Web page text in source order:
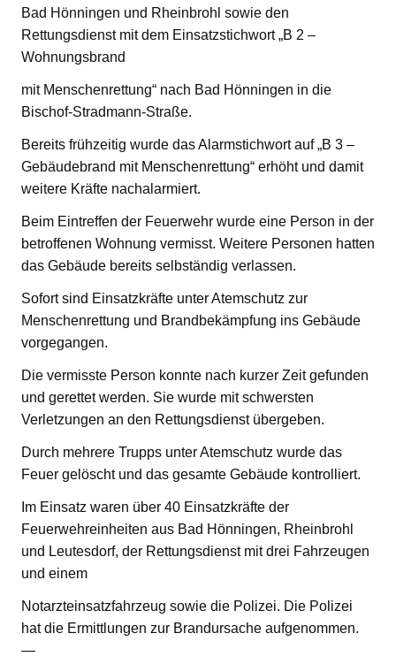
Bad Hönningen und Rheinbrohl sowie den
Rettungsdienst mit dem Einsatzstichwort „B 2 –
Wohnungsbrand
mit Menschenrettung“ nach Bad Hönningen in die
Bischof-Stradmann-Straße.
Bereits frühzeitig wurde das Alarmstichwort auf „B 3 –
Gebäudebrand mit Menschenrettung“ erhöht und damit
weitere Kräfte nachalarmiert.
Beim Eintreffen der Feuerwehr wurde eine Person in der
betroffenen Wohnung vermisst. Weitere Personen hatten
das Gebäude bereits selbständig verlassen.
Sofort sind Einsatzkräfte unter Atemschutz zur
Menschenrettung und Brandbekämpfung ins Gebäude
vorgegangen.
Die vermisste Person konnte nach kurzer Zeit gefunden
und gerettet werden. Sie wurde mit schwersten
Verletzungen an den Rettungsdienst übergeben.
Durch mehrere Trupps unter Atemschutz wurde das
Feuer gelöscht und das gesamte Gebäude kontrolliert.
Im Einsatz waren über 40 Einsatzkräfte der
Feuerwehreinheiten aus Bad Hönningen, Rheinbrohl
und Leutesdorf, der Rettungsdienst mit drei Fahrzeugen
und einem
Notarzteinsatzfahrzeug sowie die Polizei. Die Polizei
hat die Ermittlungen zur Brandursache aufgenommen.
—